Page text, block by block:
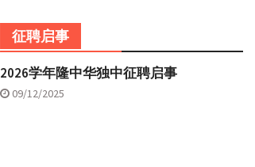
征聘启事
2026学年隆中华独中征聘启事
09/12/2025